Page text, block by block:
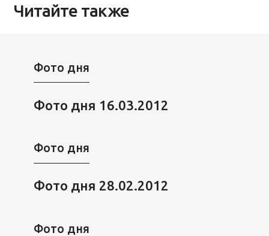
Читайте также
Фото дня
Фото дня 16.03.2012
Фото дня
Фото дня 28.02.2012
Фото дня